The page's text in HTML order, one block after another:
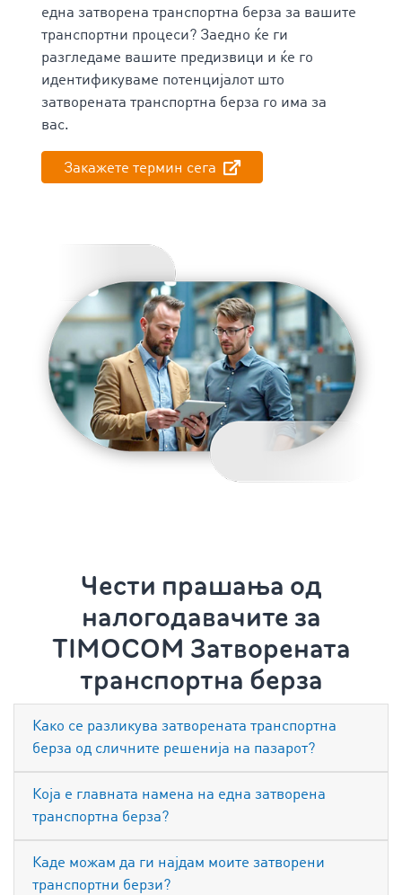
една затворена транспортна берза за вашите
транспортни процеси? Заедно ќе ги
разгледаме вашите предизвици и ќе го
идентификуваме потенцијалот што
затворената транспортна берза го има за
вас.
Закажете термин сега
Чести прашања од
налогодавачите за
TIMOCOM Затворената
транспортна берза
Како се разликува затворената транспортна
берза од сличните решенија на пазарот?
Која е главната намена на една затворена
транспортна берза?
Каде можам да ги најдам моите затворени
транспортни берзи?